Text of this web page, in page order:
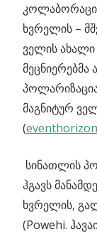
ხვრელის –
ველის ახალი
მაგნიტურ
(
სინათლის
ჰგავს
ხვრელის,
(Powehi.